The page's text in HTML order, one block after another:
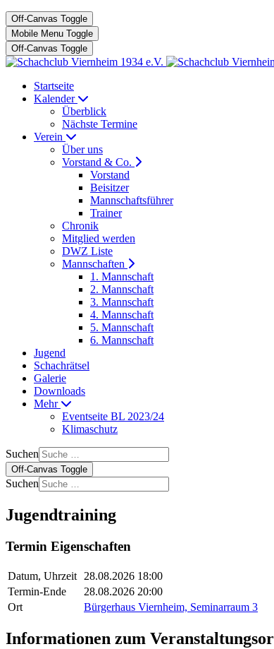
Off-Canvas Toggle
Mobile Menu Toggle
Off-Canvas Toggle
Startseite
Kalender
Überblick
Nächste Termine
Verein
Über uns
Vorstand & Co.
Vorstand
Beisitzer
Mannschaftsführer
Trainer
Chronik
Mitglied werden
DWZ Liste
Mannschaften
1. Mannschaft
2. Mannschaft
3. Mannschaft
4. Mannschaft
5. Mannschaft
6. Mannschaft
Jugend
Schachrätsel
Galerie
Downloads
Mehr
Eventseite BL 2023/24
Klimaschutz
Suchen
Off-Canvas Toggle
Suchen
Jugendtraining
Termin Eigenschaften
Datum, Uhrzeit
28.08.2026 18:00
Termin-Ende
28.08.2026 20:00
Ort
Bürgerhaus Viernheim, Seminarraum 3
Informationen zum